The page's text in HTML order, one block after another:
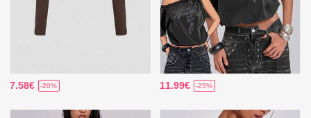
7.58€ -20% 11.99€ -25%